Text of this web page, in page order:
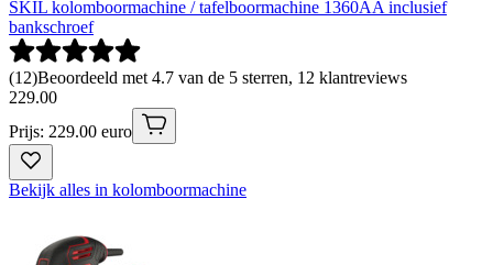
SKIL kolomboormachine / tafelboormachine 1360AA inclusief
bankschroef
(12)Beoordeeld met 4.7 van de 5 sterren, 12 klantreviews
229.00
Prijs: 229.00 euro
Bekijk alles in kolomboormachine